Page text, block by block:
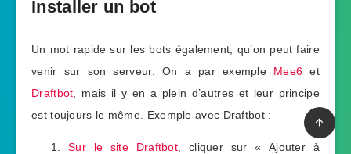
Installer un bot
Un mot rapide sur les bots également, qu’on peut faire
venir sur son serveur. On a par exemple Mee6 et
Draftbot, mais il y en a plein d’autres et leur principe
est toujours le même. Exemple avec Draftbot:
Sur le site Draftbot , cliquer sur « Ajouter à